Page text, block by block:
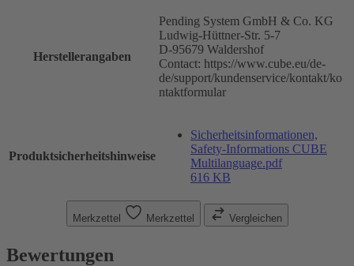
Herstellerangaben
Pending System GmbH & Co. KG
Ludwig-Hüttner-Str. 5-7
D-95679 Waldershof
Contact: https://www.cube.eu/de-
de/support/kundenservice/kontakt/ko
ntaktformular
Produktsicherheitshinweise
Sicherheitsinformationen,
Safety-Informations CUBE
Multilanguage.pdf
616 KB
Merkzettel Merkzettel Vergleichen
Bewertungen